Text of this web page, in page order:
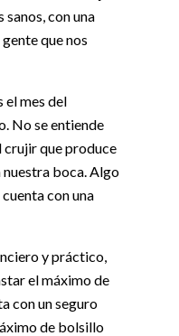
con una
que nos
el mes del
No se entiende
crujir que produce
boca. Algo
con una
y práctico,
el máximo de
con un seguro
de bolsillo